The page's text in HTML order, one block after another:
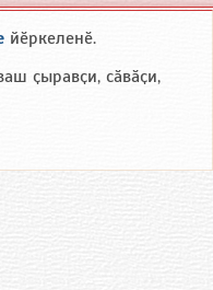
йӗркеленӗ.
ҫыравҫи, сӑвӑҫи,